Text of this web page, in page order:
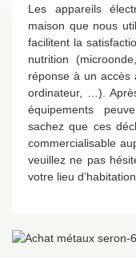
Les appareils
maison que nous
facilitent la
nutrition
réponse à un accès
ordinateur, …).
équipements
sachez que ces
commercialisable
veuillez ne pas
votre lieu d’habitation.